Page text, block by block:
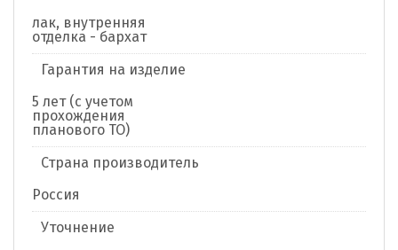
лак, внутренняя
отделка - бархат
Гарантия на изделие
5 лет (с учетом
прохождения
планового ТО)
Страна производитель
Россия
Уточнение